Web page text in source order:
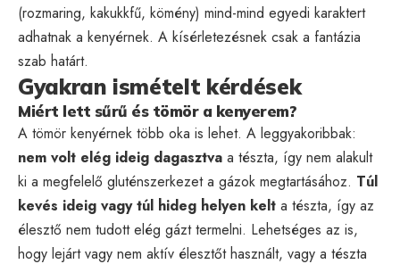
(rozmaring, kakukkfű, kömény) mind-mind egyedi karaktert
adhatnak a kenyérnek. A kísérletezésnek csak a fantázia
szab határt.
Gyakran ismételt kérdések
Miért lett sűrű és tömör a kenyerem?
A tömör kenyérnek több oka is lehet. A leggyakoribbak:
nem volt elég ideig dagasztva a tészta, így nem alakult
ki a megfelelő gluténszerkezet a gázok megtartásához. Túl
kevés ideig vagy túl hideg helyen kelt a tészta, így az
élesztő nem tudott elég gázt termelni. Lehetséges az is,
hogy lejárt vagy nem aktív élesztőt használt, vagy a tészta